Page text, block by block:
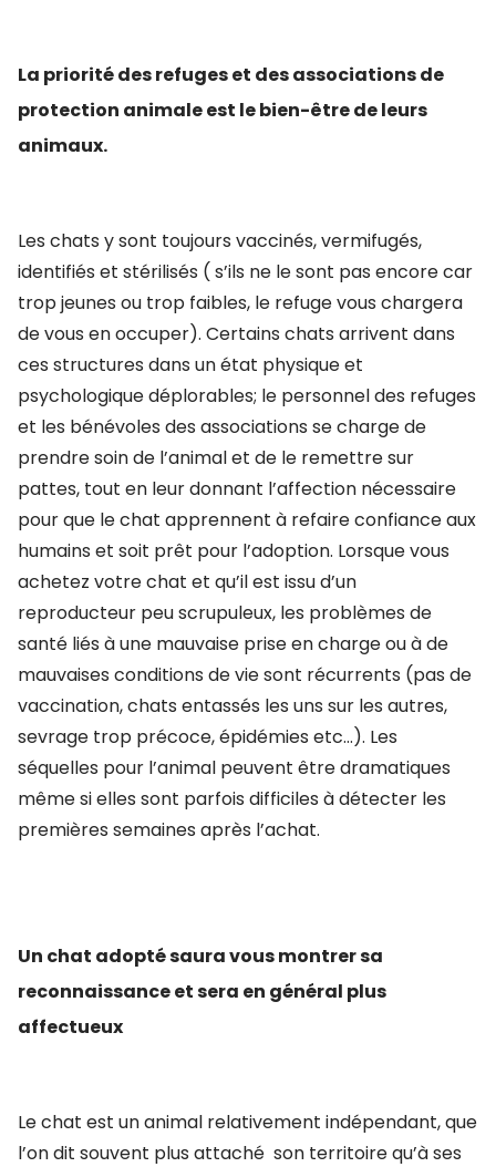
La priorité des refuges et des associations de
protection animale est le bien-être de leurs
animaux.
Les chats y sont toujours vaccinés, vermifugés,
identifiés et stérilisés ( s’ils ne le sont pas encore car
trop jeunes ou trop faibles, le refuge vous chargera
de vous en occuper). Certains chats arrivent dans
ces structures dans un état physique et
psychologique déplorables; le personnel des refuges
et les bénévoles des associations se charge de
prendre soin de l’animal et de le remettre sur
pattes, tout en leur donnant l’affection nécessaire
pour que le chat apprennent à refaire confiance aux
humains et soit prêt pour l’adoption. Lorsque vous
achetez votre chat et qu’il est issu d’un
reproducteur peu scrupuleux, les problèmes de
santé liés à une mauvaise prise en charge ou à de
mauvaises conditions de vie sont récurrents (pas de
vaccination, chats entassés les uns sur les autres,
sevrage trop précoce, épidémies etc…). Les
séquelles pour l’animal peuvent être dramatiques
même si elles sont parfois difficiles à détecter les
premières semaines après l’achat.
Un chat adopté saura vous montrer sa
reconnaissance et sera en général plus
affectueux
Le chat est un animal relativement indépendant, que
l’on dit souvent plus attaché son territoire qu’à ses